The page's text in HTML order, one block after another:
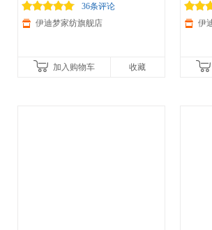
米1.5m1.8米床sm5-436条评论
伊迪梦家纺旗舰店
加入购物车 收藏
风蕾丝
伊